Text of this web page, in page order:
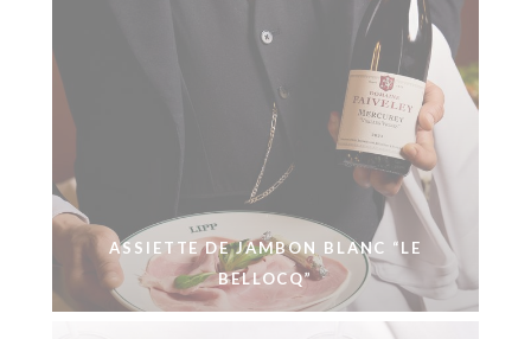
ASSIETTE DE JAMBON BLANC “LE
BELLOCQ”